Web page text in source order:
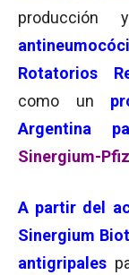
Rotatorios
como un
Argentina
Sinergium-
A partir del
Sinergium
antigripales